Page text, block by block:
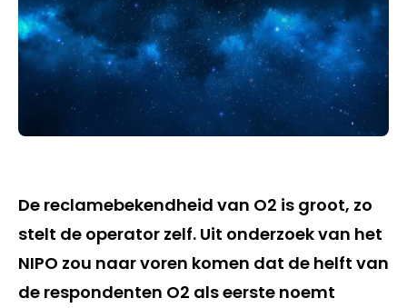
De reclamebekendheid van O2 is groot, zo
stelt de operator zelf. Uit onderzoek van het
NIPO zou naar voren komen dat de helft van
de respondenten O2 als eerste noemt